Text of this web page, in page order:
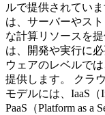
ルで提供されてい
は、サーバーやス
な計算リソースを
は、開発や実行に
ウェアのレベルで
提供します。 クラ
モデルには、IaaS（
PaaS（Platform as a